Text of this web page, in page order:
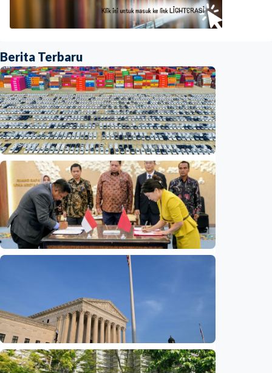
Berita Terbaru
Ekonomi
Fokus Berita – Mengapa produsen EV China
kini lebih sibuk membangun pabrik daripada
menjual mobil?
Indonesia•06 Aug 2026
Madura siap sambut investasi China 6,6
triliun rupiah untuk Kawasan Industri Baru
Indonesia•06 Aug 2026
Ekonomi